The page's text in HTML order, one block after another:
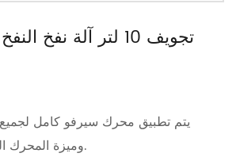
وميزة المحرك المؤازر سريعة وفعالة.